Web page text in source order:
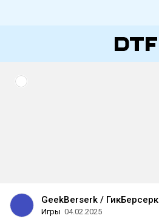
GeekBerserk / ГикБерсерк
Игры 04.02.2025